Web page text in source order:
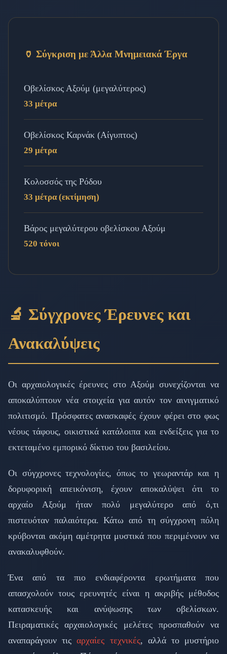
🏺 Σύγκριση με Άλλα Μνημειακά Έργα
Οβελίσκος Αξούμ (μεγαλύτερος)
33 μέτρα
Οβελίσκος Καρνάκ (Αίγυπτος)
29 μέτρα
Κολοσσός της Ρόδου
33 μέτρα (εκτίμηση)
Βάρος μεγαλύτερου οβελίσκου Αξούμ
520 τόνοι
🔬 Σύγχρονες Έρευνες και
Ανακαλύψεις
Οι αρχαιολογικές έρευνες στο Αξούμ συνεχίζονται να
αποκαλύπτουν νέα στοιχεία για αυτόν τον αινιγματικό
πολιτισμό. Πρόσφατες ανασκαφές έχουν φέρει στο φως
νέους τάφους, οικιστικά κατάλοιπα και ενδείξεις για το
εκτεταμένο εμπορικό δίκτυο του βασιλείου.
Οι σύγχρονες τεχνολογίες, όπως το γεωραντάρ και η
δορυφορική απεικόνιση, έχουν αποκαλύψει ότι το
αρχαίο Αξούμ ήταν πολύ μεγαλύτερο από ό,τι
πιστευόταν παλαιότερα. Κάτω από τη σύγχρονη πόλη
κρύβονται ακόμη αμέτρητα μυστικά που περιμένουν να
ανακαλυφθούν.
Ένα από τα πιο ενδιαφέροντα ερωτήματα που
απασχολούν τους ερευνητές είναι η ακριβής μέθοδος
κατασκευής και ανύψωσης των οβελίσκων.
Πειραματικές αρχαιολογικές μελέτες προσπαθούν να
αναπαράγουν τιςαρχαίες τεχνικές, αλλά το μυστήριο